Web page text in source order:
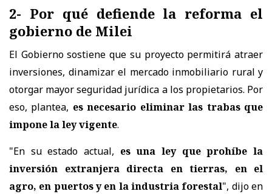
2- Por qué defiende la reforma el
gobierno de Milei
El Gobierno sostiene que su proyecto permitirá atraer
inversiones, dinamizar el mercado inmobiliario rural y
otorgar mayor seguridad jurídica a los propietarios. Por
eso, plantea, es necesario eliminar las trabas que
impone la ley vigente.
"En su estado actual, es una ley que prohíbe la
inversión extranjera directa en tierras, en el
agro, en puertos y en la industria forestal", dijo en